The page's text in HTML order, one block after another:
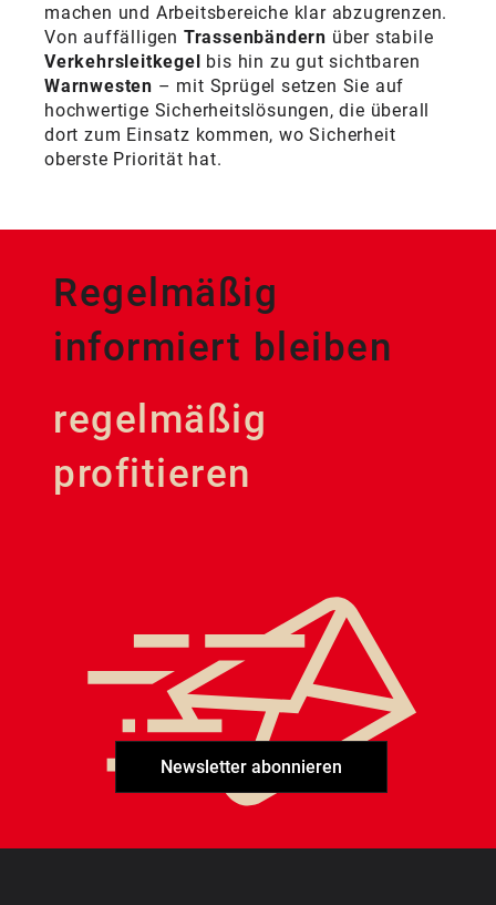
machen und Arbeitsbereiche klar abzugrenzen.
Von auffälligen Trassenbändern über stabile
Verkehrsleitkegel bis hin zu gut sichtbaren
Warnwesten – mit Sprügel setzen Sie auf
hochwertige Sicherheitslösungen, die überall
dort zum Einsatz kommen, wo Sicherheit
oberste Priorität hat.
Regelmäßig
informiert bleiben
regelmäßig
profitieren
Newsletter abonnieren